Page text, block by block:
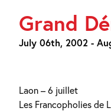
f y
FR EN
Grand
July 06th, 2002 -
Laon – 6 juillet
Les Francopholies de